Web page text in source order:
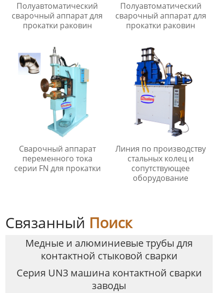
Полуавтоматический
сварочный аппарат для
прокатки раковин
Полуавтоматический
сварочный аппарат для
прокатки раковин
Сварочный аппарат
переменного тока
серии FN для прокатки
Линия по производству
стальных колец и
сопутствующее
оборудование
Связанный Поиск
Медные и алюминиевые трубы для
контактной стыковой сварки
Серия UN3 машина контактной сварки
заводы